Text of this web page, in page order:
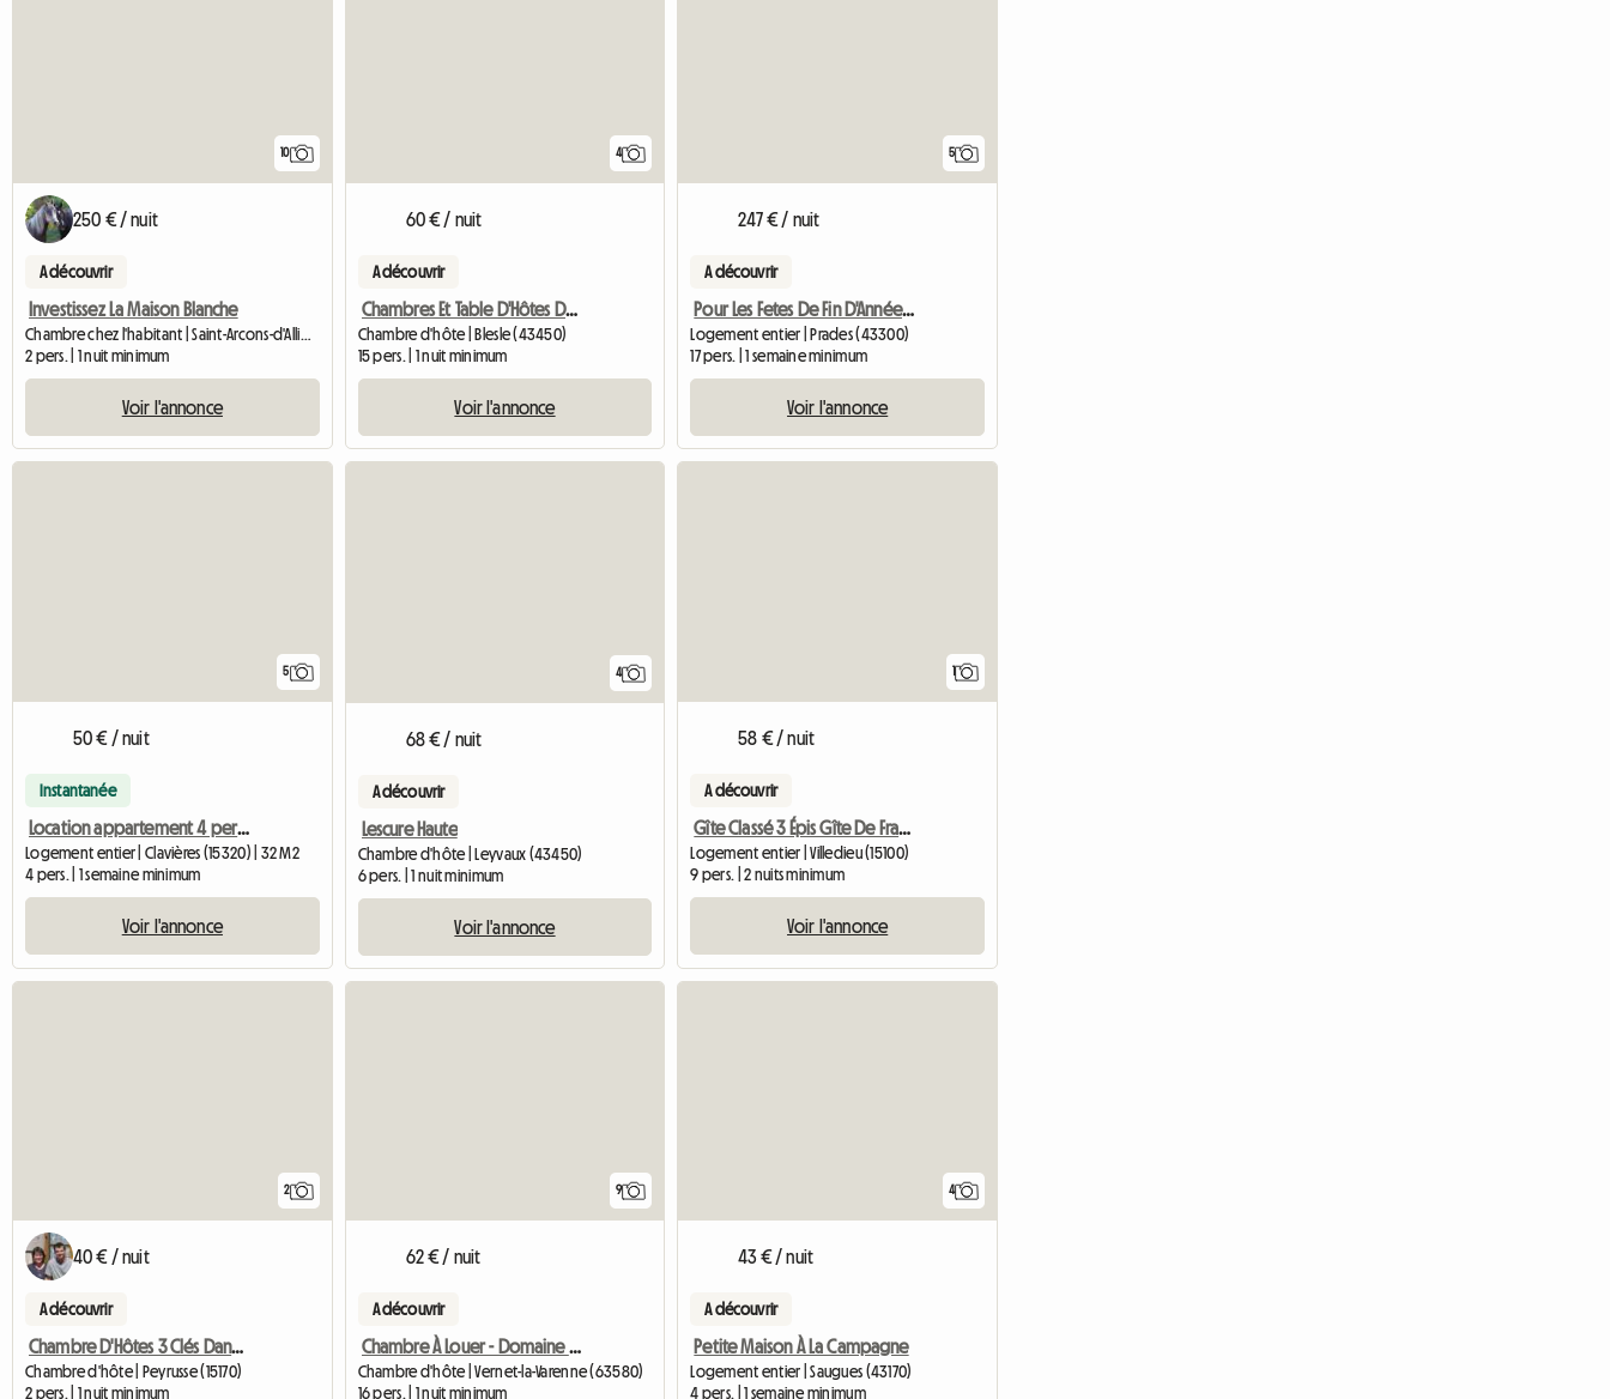
10
250 € / nuit
A découvrir
Investissez La Maison Blanche
Chambre chez l'habitant | Saint-Arcons-d'Allier (43300)
2 pers. | 1 nuit minimum
Voir l'annonce
4
60 € / nuit
A découvrir
Chambres Et Table D'Hôtes De Margaridou
Chambre d'hôte | Blesle (43450)
15 pers. | 1 nuit minimum
Voir l'annonce
5
247 € / nuit
A découvrir
Pour Les Fetes De Fin D'Année Ou Noel Gr
Logement entier | Prades (43300)
17 pers. | 1 semaine minimum
Voir l'annonce
5
50 € / nuit
Instantanée
Location appartement 4 personnes
Logement entier | Clavières (15320) | 32 M2
4 pers. | 1 semaine minimum
Voir l'annonce
4
68 € / nuit
A découvrir
Lescure Haute
Chambre d'hôte | Leyvaux (43450)
6 pers. | 1 nuit minimum
Voir l'annonce
1
58 € / nuit
A découvrir
Gîte Classé 3 Épis Gîte De France
Logement entier | Villedieu (15100)
9 pers. | 2 nuits minimum
Voir l'annonce
2
40 € / nuit
A découvrir
Chambre D'Hôtes 3 Clés Dans Le Cantal
Chambre d'hôte | Peyrusse (15170)
2 pers. | 1 nuit minimum
9
62 € / nuit
A découvrir
Chambre À Louer - Domaine De Bellevue
Chambre d'hôte | Vernet-la-Varenne (63580)
16 pers. | 1 nuit minimum
4
43 € / nuit
A découvrir
Petite Maison À La Campagne
Logement entier | Saugues (43170)
4 pers. | 1 semaine minimum